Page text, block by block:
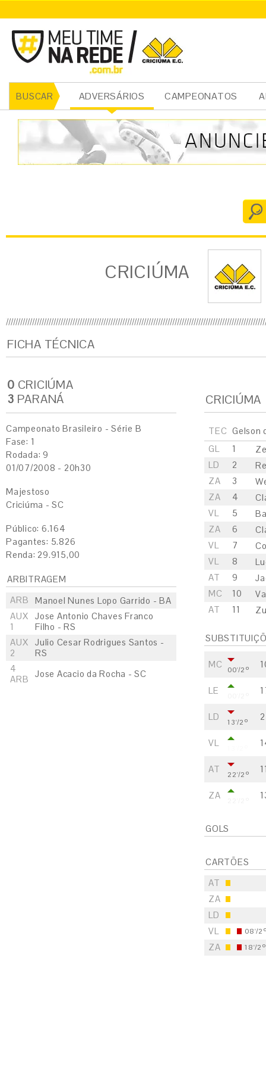
BUSCAR ADVERSÁRIOS CAMPEONATOS
CRICIÚMA
CRICIÚMA
FICHA TÉCNICA
0 CRICIÚMA
3 PARANÁ
Campeonato Brasileiro - Série B
Fase: 1
Rodada: 9
01/07/2008 - 20h30
Majestoso
Criciúma - SC
Público: 6.164
Pagantes: 5.826
Renda: 29.915,00
ARBITRAGEM
ARB
Manoel Nunes Lopo Garrido - BA
AUX
1
Jose Antonio Chaves Franco
Filho - RS
AUX
2
Julio Cesar Rodrigues Santos -
RS
4
ARB
Jose Acacio da Rocha - SC
CRICIÚMA
TEC Gelson
GL
1
LD
2
ZA
3
ZA
4
VL
5
ZA
6
VL
7
VL
8
AT
9
MC
10
AT
11
MC 00'/2º
LE
LD 13'/2º 2
VL
AT 22'/2º
ZA
GOLS
CARTÕES
AT
ZA
LD
VL
08'/
ZA 18'/2º